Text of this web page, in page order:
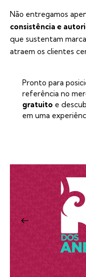
Não entregamos
consistência e
que sustentam
atraem os clientes
Pronto para
referência no
gratuito e
em uma